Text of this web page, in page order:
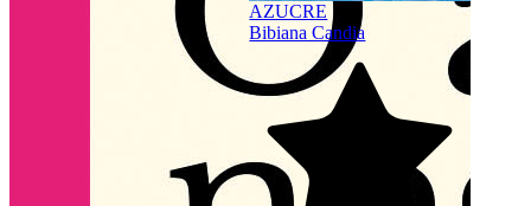
AZUCRE
Bibiana Candia